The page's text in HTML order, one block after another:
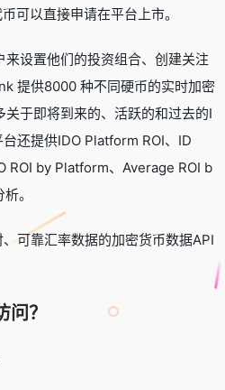
可以直接申请在平台上市。
设置他们的投资组合、创建关注
提供8000 种不同硬币的实时加密
于即将到来的、活跃的和过去的I
还提供IDO Platform ROI、ID
ROI by Platform、Average ROI b
。
可靠汇率数据的加密货币数据API
？